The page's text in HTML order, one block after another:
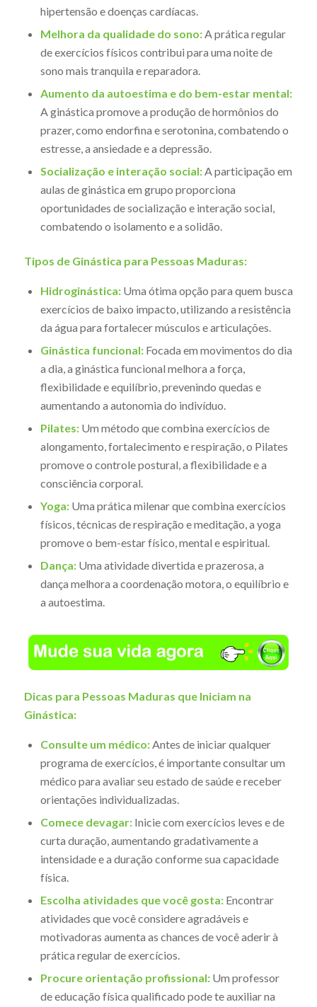
hipertensão e doenças cardíacas.
Melhora da qualidade do sono:A prática regular
de exercícios físicos contribui para uma noite de
sono mais tranquila e reparadora.
Aumento da autoestima e do bem-estar mental:
A ginástica promove a produção de hormônios do
prazer, como endorfina e serotonina, combatendo o
estresse, a ansiedade e a depressão.
Socialização e interação social:A participação em
aulas de ginástica em grupo proporciona
oportunidades de socialização e interação social,
combatendo o isolamento e a solidão.
Tipos de Ginástica para Pessoas Maduras:
Hidroginástica:Uma ótima opção para quem busca
exercícios de baixo impacto, utilizando a resistência
da água para fortalecer músculos e articulações.
Ginástica funcional:Focada em movimentos do dia
a dia, a ginástica funcional melhora a força,
flexibilidade e equilíbrio, prevenindo quedas e
aumentando a autonomia do indivíduo.
Pilates:Um método que combina exercícios de
alongamento, fortalecimento e respiração, o Pilates
promove o controle postural, a flexibilidade e a
consciência corporal.
Yoga:Uma prática milenar que combina exercícios
físicos, técnicas de respiração e meditação, a yoga
promove o bem-estar físico, mental e espiritual.
Dança:Uma atividade divertida e prazerosa, a
dança melhora a coordenação motora, o equilíbrio e
a autoestima.
Dicas para Pessoas Maduras que Iniciam na
Ginástica:
Consulte um médico:Antes de iniciar qualquer
programa de exercícios, é importante consultar um
médico para avaliar seu estado de saúde e receber
orientações individualizadas.
Comece devagar:Inicie com exercícios leves e de
curta duração, aumentando gradativamente a
intensidade e a duração conforme sua capacidade
física.
Escolha atividades que você gosta:Encontrar
atividades que você considere agradáveis e
motivadoras aumenta as chances de você aderir à
prática regular de exercícios.
Procure orientação profissional:Um professor
de educação física qualificado pode te auxiliar na